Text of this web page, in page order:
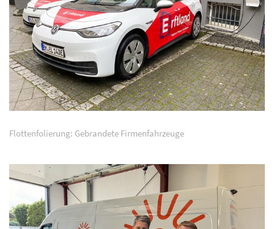
Flottenfolierung: Gebrandete Firmenfahrzeuge